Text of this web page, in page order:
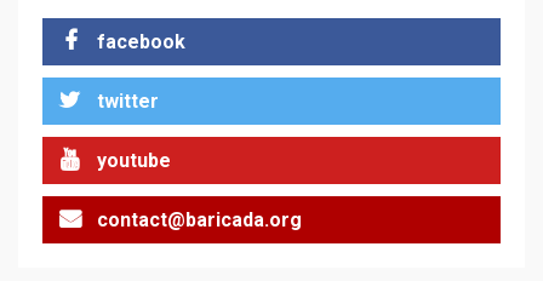
facebook
twitter
youtube
contact@baricada.org